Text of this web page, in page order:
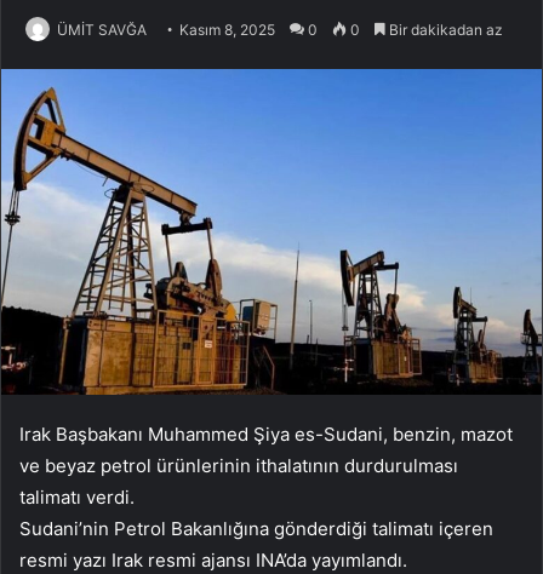
ÜMİT SAVĞA Kasım 8, 2025 0 0 Bir dakikadan az
Irak Başbakanı Muhammed Şiya es-Sudani, benzin, mazot
ve beyaz petrol ürünlerinin ithalatının durdurulması
talimatı verdi.
Sudani’nin Petrol Bakanlığına gönderdiği talimatı içeren
resmi yazı Irak resmi ajansı INA’da yayımlandı.